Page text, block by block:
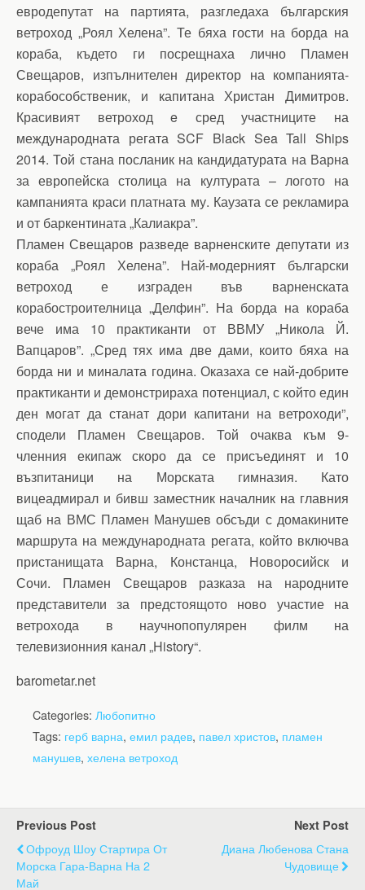
евродепутат на партията, разгледаха българския
ветроход „Роял Хелена”. Те бяха гости на борда на
кораба, където ги посрещнаха лично Пламен
Свещаров, изпълнителен директор на компанията-
корабособственик, и капитана Христан Димитров.
Красивият ветроход e сред участниците на
международната регата SCF Black Sea Tall Ships
2014. Той стана посланик на кандидатурата на Варна
за европейска столица на културата – логото на
кампанията краси платната му. Каузата се рекламира
и от баркентината „Калиакра”.
Пламен Свещаров разведе варненските депутати из
кораба „Роял Хелена”. Най-модерният български
ветроход е изграден във варненската
корабостроителница „Делфин”. На борда на кораба
вече има 10 практиканти от ВВМУ „Никола Й.
Вапцаров”. „Сред тях има две дами, които бяха на
борда ни и миналата година. Оказаха се най-добрите
практиканти и демонстрираха потенциал, с който един
ден могат да станат дори капитани на ветроходи”,
сподели Пламен Свещаров. Той очаква към 9-
членния екипаж скоро да се присъединят и 10
възпитаници на Морската гимназия. Като
вицеадмирал и бивш заместник началник на главния
щаб на ВМС Пламен Манушев обсъди с домакините
маршрута на международната регата, който включва
пристанищата Варна, Констанца, Новоросийск и
Сочи. Пламен Свещаров разказа на народните
представители за предстоящото ново участие на
ветрохода в научнопопулярен филм на
телевизионния канал „History“.
barometar.net
Categories: Любопитно
Tags: герб варна, емил радев, павел христов, пламен
манушев, хелена ветроход
Previous Post
Офроуд Шоу Стартира От
Морска Гара-Варна На 2
Май
Next Post
Диана Любенова Стана
Чудовище